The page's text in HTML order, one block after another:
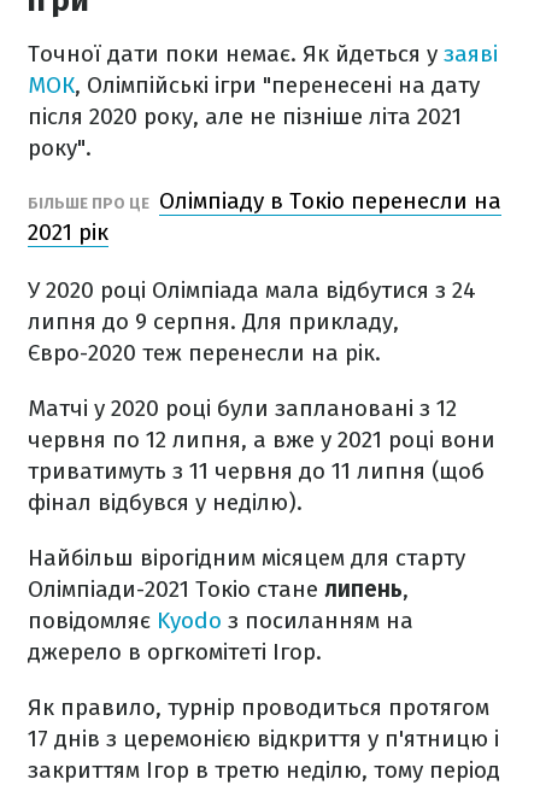
Точної дати поки немає. Як йдеться у заяві
МОК, Олімпійські ігри "перенесені на дату
після 2020 року, але не пізніше літа 2021
року".
БІЛЬШЕ ПРО ЦЕ Олімпіаду в Токіо перенесли на
2021 рік
У 2020 році Олімпіада мала відбутися з 24
липня до 9 серпня. Для прикладу,
Євро-2020 теж перенесли на рік.
Матчі у 2020 році були заплановані з 12
червня по 12 липня, а вже у 2021 році вони
триватимуть з 11 червня до 11 липня (щоб
фінал відбувся у неділю).
Найбільш вірогідним місяцем для старту
Олімпіади-2021 Токіо стане липень,
повідомляє Kyodo з посиланням на
джерело в оргкомітеті Ігор.
Як правило, турнір проводиться протягом
17 днів з церемонією відкриття у п'ятницю і
закриттям Ігор в третю неділю, тому період